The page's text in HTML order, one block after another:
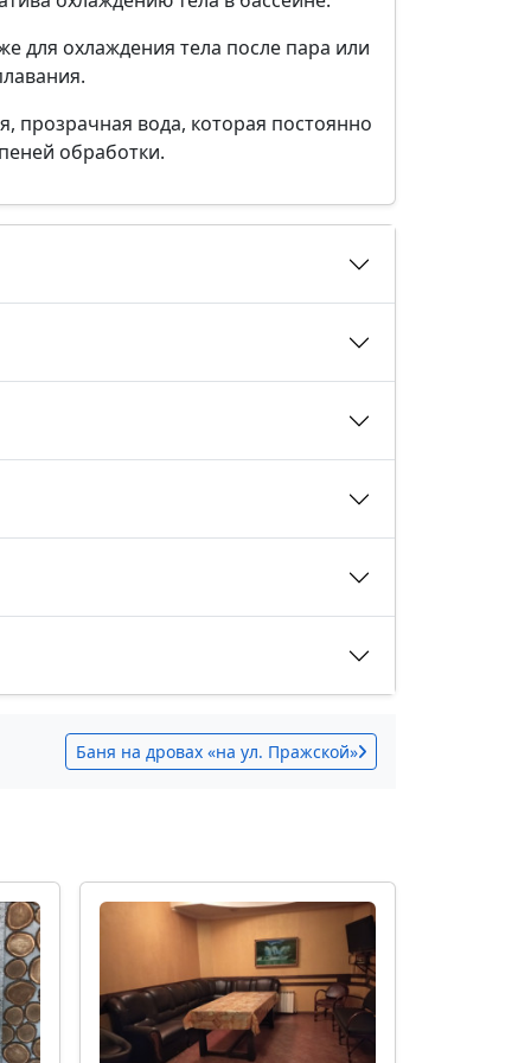
для охлаждения тела после пара или
прозрачная вода, которая постоянно
обработки.
Баня на дровах «на ул. Пражской»